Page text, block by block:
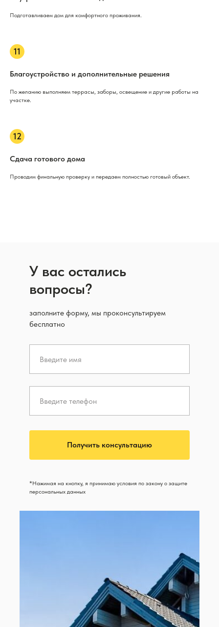
Подготавливаем дом для комфортного проживания.
Благоустройство и дополнительные решения
По желанию выполняем террасы, заборы, освещение и другие работы на
участке.
Сдача готового дома
Проводим финальную проверку и передаем полностью готовый объект.
У вас остались
вопросы?
заполните форму, мы проконсультируем
бесплатно
Получить консультацию
*Нажимая на кнопку, я принимаю условия по закону о защите
персональных данных